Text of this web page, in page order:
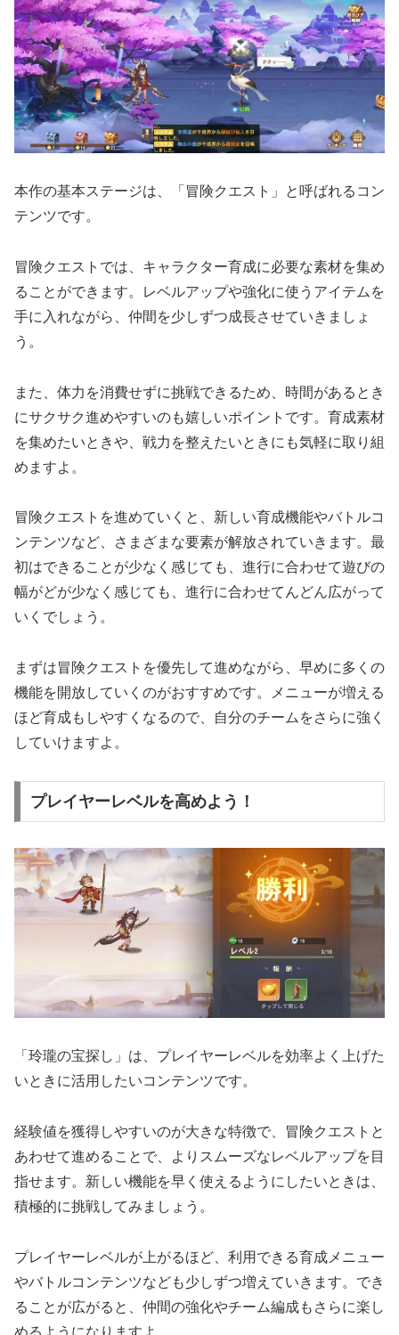
本作の基本ステージは、「冒険クエスト」と呼ばれるコン
テンツです。
冒険クエストでは、キャラクター育成に必要な素材を集め
ることができます。レベルアップや強化に使うアイテムを
手に入れながら、仲間を少しずつ成長させていきましょ
う。
また、体力を消費せずに挑戦できるため、時間があるとき
にサクサク進めやすいのも嬉しいポイントです。育成素材
を集めたいときや、戦力を整えたいときにも気軽に取り組
めますよ。
冒険クエストを進めていくと、新しい育成機能やバトルコ
ンテンツなど、さまざまな要素が解放されていきます。最
初はできることが少なく感じても、進行に合わせて遊びの
幅がどが少なく感じても、進行に合わせてんどん広がって
いくでしょう。
まずは冒険クエストを優先して進めながら、早めに多くの
機能を開放していくのがおすすめです。メニューが増える
ほど育成もしやすくなるので、自分のチームをさらに強く
していけますよ。
プレイヤーレベルを高めよう！
「玲瓏の宝探し」は、プレイヤーレベルを効率よく上げた
いときに活用したいコンテンツです。
経験値を獲得しやすいのが大きな特徴で、冒険クエストと
あわせて進めることで、よりスムーズなレベルアップを目
指せます。新しい機能を早く使えるようにしたいときは、
積極的に挑戦してみましょう。
プレイヤーレベルが上がるほど、利用できる育成メニュー
やバトルコンテンツなども少しずつ増えていきます。でき
ることが広がると、仲間の強化やチーム編成もさらに楽し
めるようになりますよ。